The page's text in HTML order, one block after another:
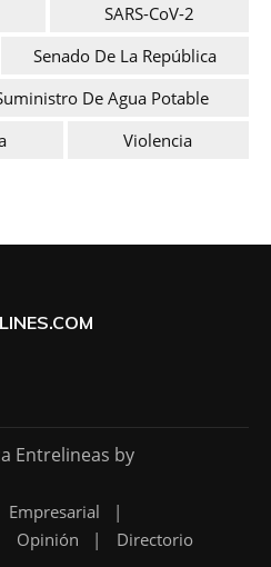
SARS-CoV-2
Senado De La República
De Agua Potable
Violencia
Entrelineas by
Empresarial
Opinión Directorio